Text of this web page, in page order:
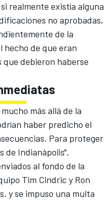
realmente existía alguna
no aprobadas,
de la
hecho de que eran
debieron haberse
más allá de la
haber predicho el
Para proteger
de Indianápolis",
al fondo de la
Tim Cindric y Ron
y se impuso una multa